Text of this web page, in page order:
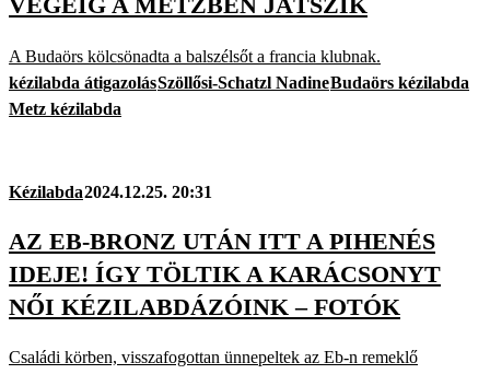
A Budaörs kölcsönadta a balszélsőt a francia klubnak.
kézilabda átigazolásSzöllősi-Schatzl NadineBudaörs kézilabda
Metz kézilabda
Kézilabda2024.12.25. 20:31
AZ EB-BRONZ UTÁN ITT A PIHENÉS
IDEJE! ÍGY TÖLTIK A KARÁCSONYT
NŐI KÉZILABDÁZÓINK – FOTÓK
Családi körben, visszafogottan ünnepeltek az Eb-n remeklő